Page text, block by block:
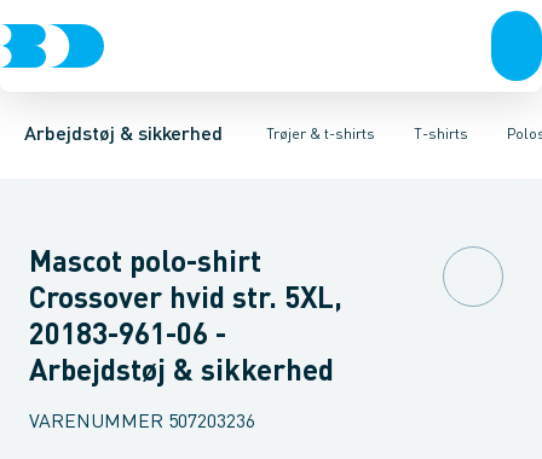
Arbejdstøj & sikkerhed Trøjer & t-shirts
Trøjer & t-shirtsBukser Overtøj & huerUndertøj & sokker Sko
T-shirts
T-shirtsSweatshirts & Striktrøjer Hættetrøjer Skjorter
T-shirts med korte ærmer T-shirts med lange ærmer
Mascot polo-shirt
Crossover hvid str. 5XL,
20183-961-06 -
Arbejdstøj & sikkerhed
VARENUMMER 507203236